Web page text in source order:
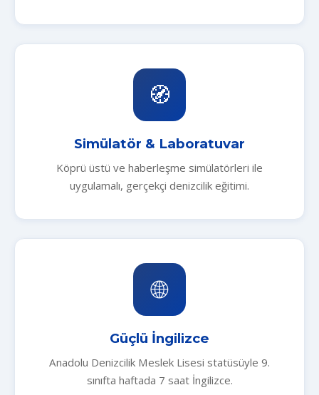
🧭
Simülatör & Laboratuvar
Köprü üstü ve haberleşme simülatörleri ile
uygulamalı, gerçekçi denizcilik eğitimi.
🌐
Güçlü İngilizce
Anadolu Denizcilik Meslek Lisesi statüsüyle 9.
sınıfta haftada 7 saat İngilizce.